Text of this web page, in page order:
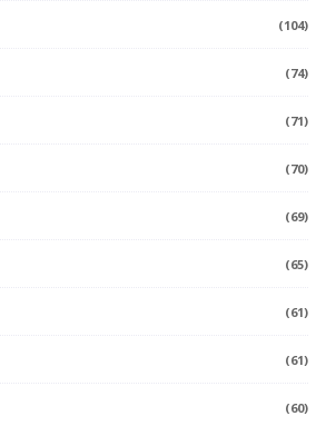
(104)
(74)
(71)
(70)
(69)
(65)
(61)
(61)
(60)